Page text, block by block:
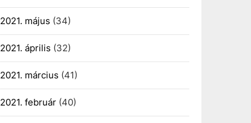
2021. május (34)
2021. április (32)
2021. március (41)
2021. február(40)